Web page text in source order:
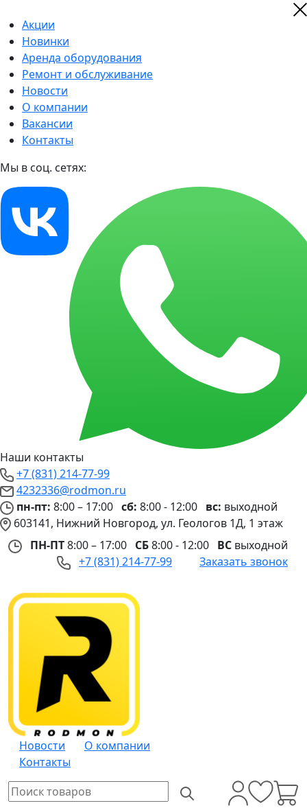
Акции
Новинки
Аренда оборудования
Ремонт и обслуживание
Новости
О компании
Вакансии
Контакты
Мы в соц. сетях:
Наши контакты
+7 (831) 214-77-99
4232336@rodmon.ru
пн-пт: 8:00 – 17:00 сб: 8:00 - 12:00 вс: выходной
603141, Нижний Новгород, ул. Геологов 1Д, 1 этаж
ПН-ПТ8:00 – 17:00 СБ8:00 - 12:00 ВС выходной
+7 (831) 214-77-99
Заказать звонок
Новости
О компании
Контакты